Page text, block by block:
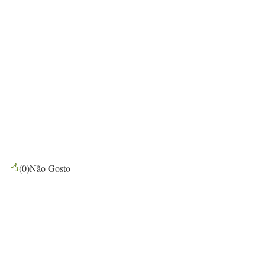
(0)Não Gosto